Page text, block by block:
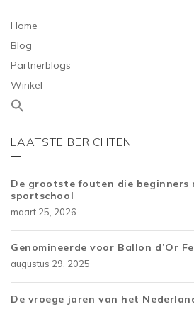
Home
Blog
Partnerblogs
Winkel
LAATSTE BERICHTEN
De grootste fouten die beginners
sportschool
maart 25, 2026
Genomineerde voor Ballon d’Or
augustus 29, 2025
De vroege jaren van het